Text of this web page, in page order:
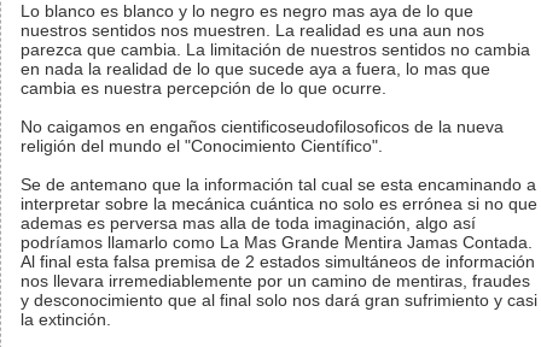
Lo blanco es blanco y lo negro es negro mas aya de lo que
nuestros sentidos nos muestren. La realidad es una aun nos
parezca que cambia. La limitación de nuestros sentidos no cambia
en nada la realidad de lo que sucede aya a fuera, lo mas que
cambia es nuestra percepción de lo que ocurre.
No caigamos en engaños cientificoseudofilosoficos de la nueva
religión del mundo el "Conocimiento Científico".
Se de antemano que la información tal cual se esta encaminando a
interpretar sobre la mecánica cuántica no solo es errónea si no que
ademas es perversa mas alla de toda imaginación, algo así
podríamos llamarlo como La Mas Grande Mentira Jamas Contada.
Al final esta falsa premisa de 2 estados simultáneos de información
nos llevara irremediablemente por un camino de mentiras, fraudes
y desconocimiento que al final solo nos dará gran sufrimiento y casi
la extinción.